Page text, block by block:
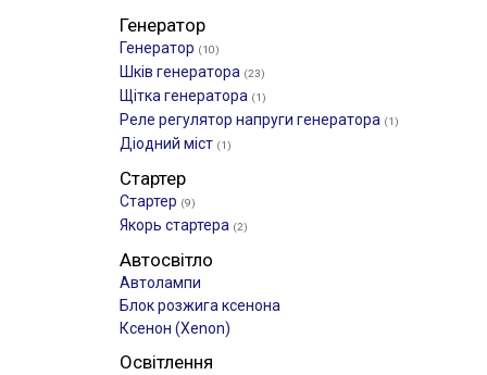
Генератор
Генератор (10)
Шків генератора (23)
Щітка генератора (1)
Реле регулятор напруги генератора (1)
Діодний міст (1)
Стартер
Стартер (9)
Якорь стартера (2)
Автосвітло
Автолампи
Блок розжига ксенона
Ксенон (Xenon)
Освітлення